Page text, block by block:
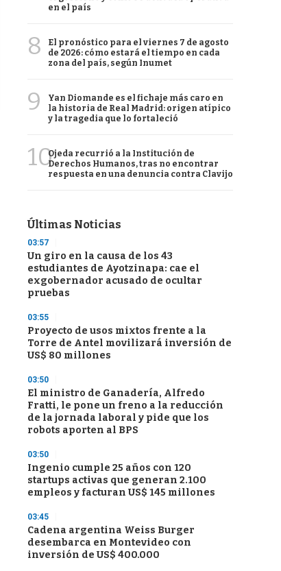
en el país
8
El pronóstico para el viernes 7 de agosto
de 2026: cómo estará el tiempo en cada
zona del país, según Inumet
9
Yan Diomande es el fichaje más caro en
la historia de Real Madrid: origen atípico
y la tragedia que lo fortaleció
10Ojeda recurrió a la Institución de
Derechos Humanos, tras no encontrar
respuesta en una denuncia contra Clavijo
Últimas Noticias
03:57
Un giro en la causa de los 43
estudiantes de Ayotzinapa: cae el
exgobernador acusado de ocultar
pruebas
03:55
Proyecto de usos mixtos frente a la
Torre de Antel movilizará inversión de
US$ 80 millones
03:50
El ministro de Ganadería, Alfredo
Fratti, le pone un freno a la reducción
de la jornada laboral y pide que los
robots aporten al BPS
03:50
Ingenio cumple 25 años con 120
startups activas que generan 2.100
empleos y facturan US$ 145 millones
03:45
Cadena argentina Weiss Burger
desembarca en Montevideo con
inversión de US$ 400.000